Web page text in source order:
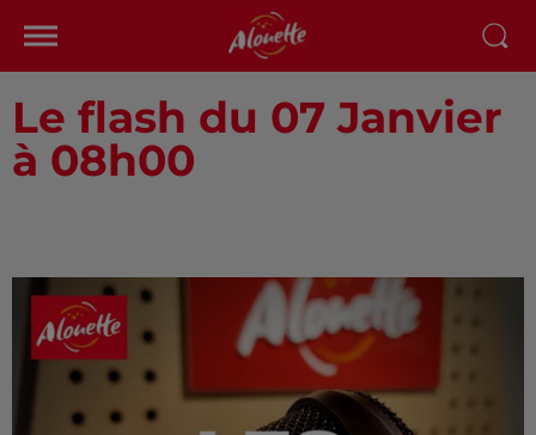
Le flash du 07 Janvier
à 08h00